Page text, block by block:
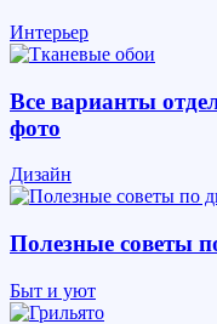
Интерьер
Все варианты
фото
Дизайн
Полезные советы
Быт и уют